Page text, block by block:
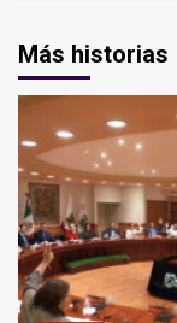
Más historias